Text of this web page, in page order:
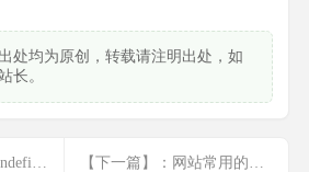
处均为原创，转载请注明出处，如
长。
【上一篇】：Call to undefined function mb_strlen()... <a href="javascript:;" class="f-yellow">显示全部</a> 【下一篇】：网站常用的服务器系统常量